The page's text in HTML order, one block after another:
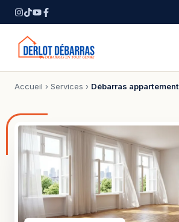
Accueil › Services › Débarras appartement